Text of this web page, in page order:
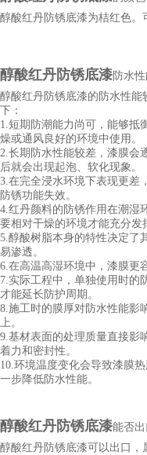
醇酸红丹防锈底漆为桔红色。
醇酸红丹防锈底漆防水
醇酸红丹防锈底漆的防水性能
下：
1.短期防潮能力尚可，能够抵
燥或通风良好的环境中使用。
2.长期防水性能较差，漆膜会
后就会出现起泡、软化现象。
3.在完全浸水环境下表现更差
防锈功能失效。
4.红丹颜料的防锈作用在潮湿
要相对干燥的环境才能充分发
5.醇酸树脂本身的特性决定了
易渗透。
6.在高温高湿环境中，漆膜更
7.实际工程中，单独使用时的
才能延长防护周期。
8.施工时的膜厚对防水性能影
上。
9.基材表面的处理质量直接影
着力和密封性。
10.环境温度变化会导致漆膜
一步降低防水性能。
醇酸红丹防锈底漆能否出
醇酸红丹防锈底漆可以出口